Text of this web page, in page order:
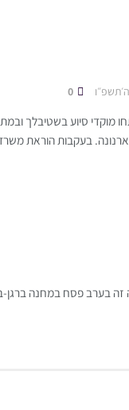
מוקדי סיוע בשטיבלך
בעקבות הוראת משרד
בערב פסח במחנה ברגן-